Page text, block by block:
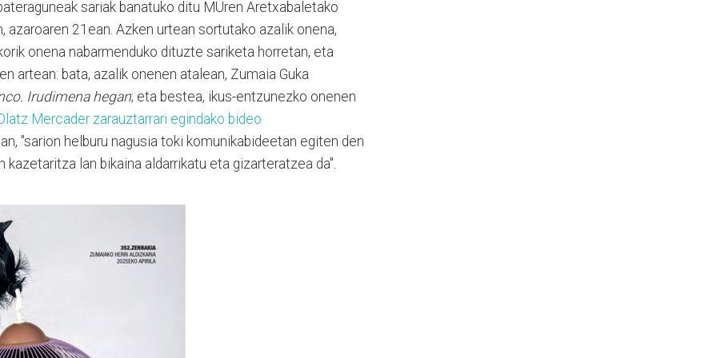
sariak banatuko ditu MUren Aretxabaletako
azaroaren 21ean. Azken urtean sortutako azalik onena,
onena nabarmenduko dituzte sariketa horretan, eta
artean: bata, azalik onenen atalean, Zumaia Guka
Irudimena hegan; eta bestea, ikus-entzunezko onenen
Mercader zarauztarrari egindako bideo
"sarion helburu nagusia toki komunikabideetan egiten den
lan bikaina aldarrikatu eta gizarteratzea da".